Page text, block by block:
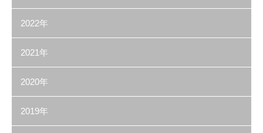
2022年
2021年
2020年
2019年